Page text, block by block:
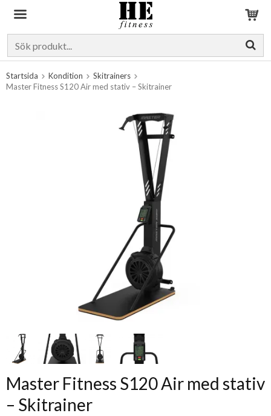
Startsida Kondition
Skitrainers
Master Fitness S120 Air med stativ – Skitrainer
Master Fitness S120 Air med stativ
– Skitrainer